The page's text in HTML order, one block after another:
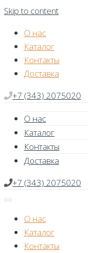
Skip to content
О нас
Каталог
Контакты
Доставка
+7 (343) 2075020
О нас
Каталог
Контакты
Доставка
+7 (343) 2075020
О нас
Каталог
Контакты